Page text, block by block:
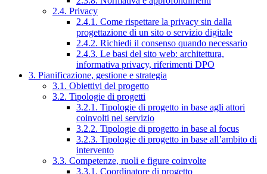
2.4. Privacy
2.4.1. Come rispettare la privacy sin dalla
progettazione di un sito o servizio digitale
2.4.2. Richiedi il consenso quando necessario
2.4.3. Le basi del sito web: architettura,
informativa privacy, riferimenti DPO
3. Pianificazione, gestione e strategia
3.1. Obiettivi del progetto
3.2. Tipologie di progetti
3.2.1. Tipologie di progetto in base agli attori
coinvolti nel servizio
3.2.2. Tipologie di progetto in base al focus
3.2.3. Tipologie di progetto in base all’ambito di
intervento
3.3. Competenze, ruoli e figure coinvolte
3.3.1. Coordinatore di progetto